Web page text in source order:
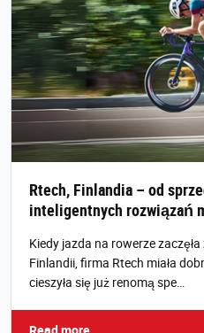
Rtech, Finlandia – od
inteligentnych rozwiązań
Kiedy jazda na rowerze
Finlandii, firma Rtech miała
cieszyła się już renomą spe…
Read more